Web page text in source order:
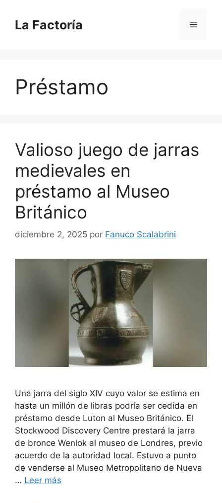
contenido
La Factoría Menú
Préstamo
Valioso juego de jarras
medievales en
préstamo al Museo
Británico
diciembre 2, 2025 por Fanuco Scalabrini
Una jarra del siglo XIV cuyo valor se estima en
hasta un millón de libras podría ser cedida en
préstamo desde Luton al Museo Británico. El
Stockwood Discovery Centre prestará la jarra
de bronce Wenlok al museo de Londres, previo
acuerdo de la autoridad local. Estuvo a punto
de venderse al Museo Metropolitano de Nueva
… Leer más